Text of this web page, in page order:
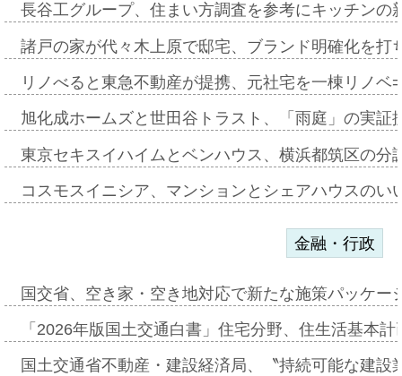
長谷工グループ、住まい方調査を参考にキッチン
諸戸の家が代々木上原で邸宅、ブランド明確化を
リノべると東急不動産が提携、元社宅を一棟リノ
旭化成ホームズと世田谷トラスト、「雨庭」の実
東京セキスイハイムとベンハウス、横浜都筑区の
コスモスイニシア、マンションとシェアハウスの
金融・行政
国交省、空き家・空き地対応で新たな施策パッケ
「2026年版国土交通白書」住宅分野、住生活基本
国土交通省不動産・建設経済局、〝持続可能な建